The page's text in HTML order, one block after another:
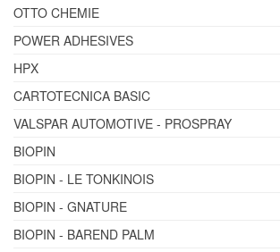
OTTO CHEMIE
POWER ADHESIVES
HPX
CARTOTECNICA BASIC
VALSPAR AUTOMOTIVE - PROSPRAY
BIOPIN
BIOPIN - LE TONKINOIS
BIOPIN - GNATURE
BIOPIN - BAREND PALM